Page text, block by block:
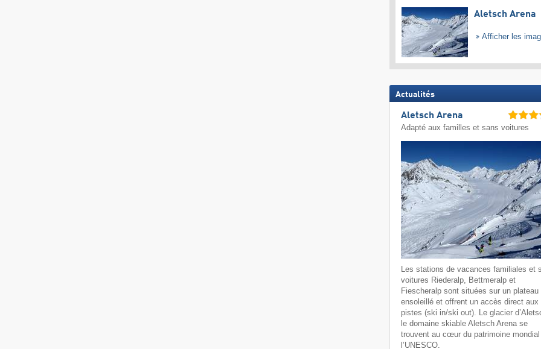
Aletsch Arena
Afficher les
Actualités
Aletsch Arena
Adapté aux familles et sans voitures
Les stations de vacances familiales et
voitures Riederalp, Bettmeralp et
Fiescheralp sont situées sur un plateau
ensoleillé et offrent un accès direct aux
pistes (ski in/ski out). Le glacier
le domaine skiable Aletsch Arena se
trouvent au cœur du patrimoine
l’UNESCO.